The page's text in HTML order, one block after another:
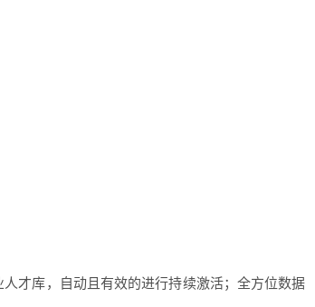
才库，自动且有效的进行持续激活；全方位数据